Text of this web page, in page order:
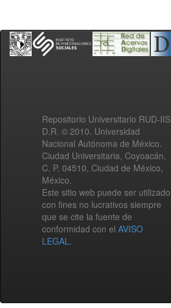
Repositorio Universitario RUD-IIS
D.R. © 2010. Universidad
Nacional Autónoma de México.
Ciudad Universitaria, Coyoacán,
C. P. 04510, Ciudad de México,
México.
Este sitio web puede ser utilizado
con fines no lucrativos siempre
que se cite la fuente de
conformidad con el AVISO
LEGAL.